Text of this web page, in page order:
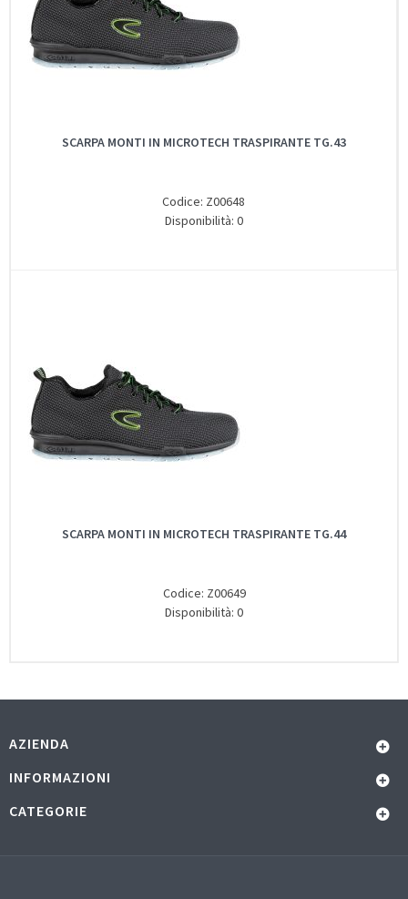
SCARPA MONTI IN MICROTECH TRASPIRANTE TG.43
Codice: Z00648
Disponibilità: 0
SCARPA MONTI IN MICROTECH TRASPIRANTE TG.44
Codice: Z00649
Disponibilità: 0
AZIENDA
INFORMAZIONI
CATEGORIE